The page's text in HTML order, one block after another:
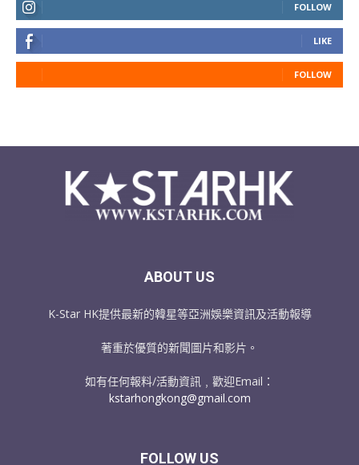
FOLLOW
LIKE
FOLLOW
ABOUT US
K-Star HK提供最新的韓星等亞洲娛樂資訊及活動報導
著重於優質的新聞圖片和影片。
如有任何報料/活動資訊﹐歡迎Email：
kstarhongkong@gmail.com
FOLLOW US